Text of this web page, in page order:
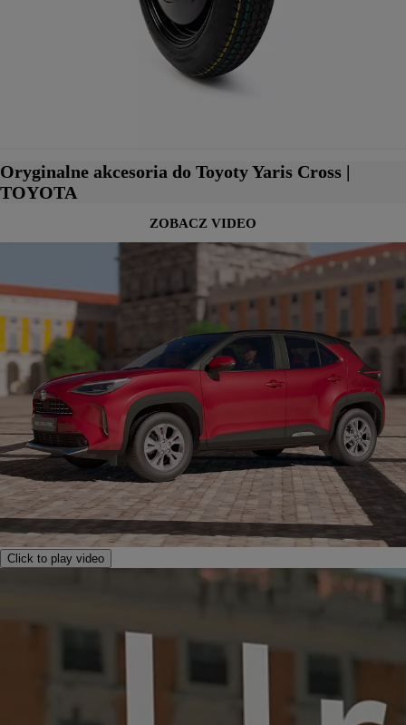
Oryginalne akcesoria do Toyoty Yaris Cross |
TOYOTA
ZOBACZ VIDEO
Click to play video